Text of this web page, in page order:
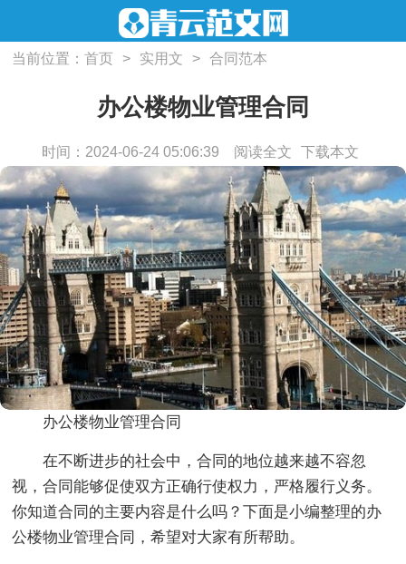
当前位置：首页 > 实用文 > 合同范本
办公楼物业管理合同
时间：2024-06-24 05:06:39 阅读全文 下载本文
办公楼物业管理合同
在不断进步的社会中，合同的地位越来越不容忽
视，合同能够促使双方正确行使权力，严格履行义务。
你知道合同的主要内容是什么吗？下面是小编整理的办
公楼物业管理合同，希望对大家有所帮助。